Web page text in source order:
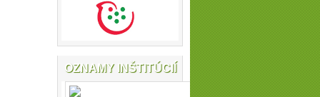
OZNAMY INŠTITÚCIÍ